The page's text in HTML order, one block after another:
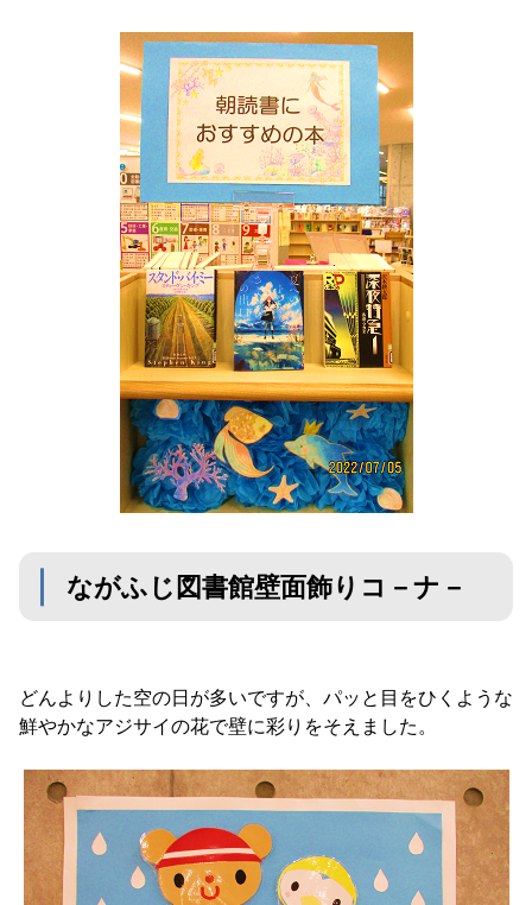
ながふじ図書館壁面飾りコ－ナ－
どんよりした空の日が多いですが、パッと目をひくような
鮮やかなアジサイの花で壁に彩りをそえました。